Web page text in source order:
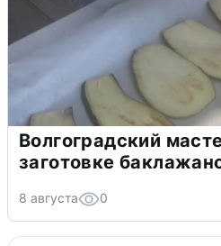
Волгоградский
заготовке
8 августа 0